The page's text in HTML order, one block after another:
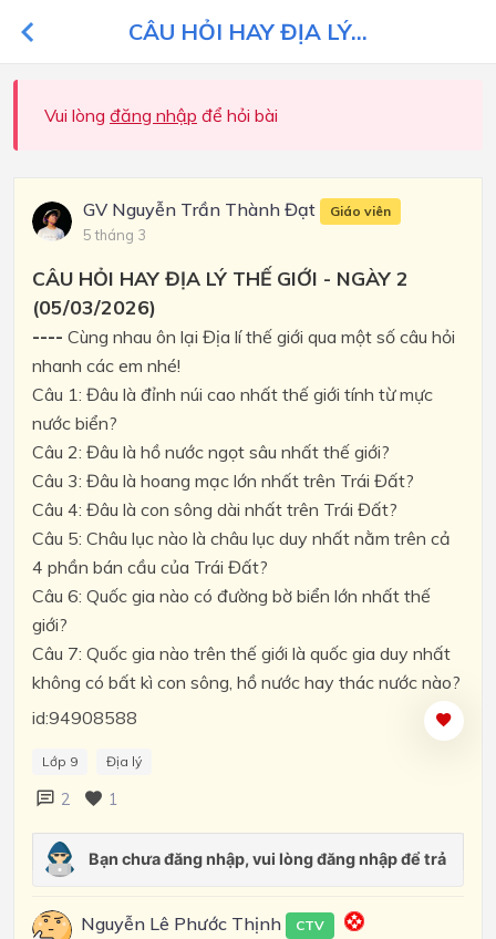
CÂU HỎI HAY ĐỊA LÝ...
Vui lòng đăng nhập để hỏi bài
GV Nguyễn Trần Thành Đạt Giáo viên
5 tháng 3
CÂU HỎI HAY ĐỊA LÝ THẾ GIỚI - NGÀY 2
(05/03/2026)
---- Cùng nhau ôn lại Địa lí thế giới qua một số câu hỏi
nhanh các em nhé!
Câu 1: Đâu là đỉnh núi cao nhất thế giới tính từ mực
nước biển?
Câu 2: Đâu là hồ nước ngọt sâu nhất thế giới?
Câu 3: Đâu là hoang mạc lớn nhất trên Trái Đất?
Câu 4: Đâu là con sông dài nhất trên Trái Đất?
Câu 5: Châu lục nào là châu lục duy nhất nằm trên cả
4 phần bán cầu của Trái Đất?
Câu 6: Quốc gia nào có đường bờ biển lớn nhất thế
giới?
Câu 7: Quốc gia nào trên thế giới là quốc gia duy nhất
không có bất kì con sông, hồ nước hay thác nước nào?
id:94908588
Lớp 9 Địa lý
2 1
Nguyễn Lê Phước Thịnh CTV